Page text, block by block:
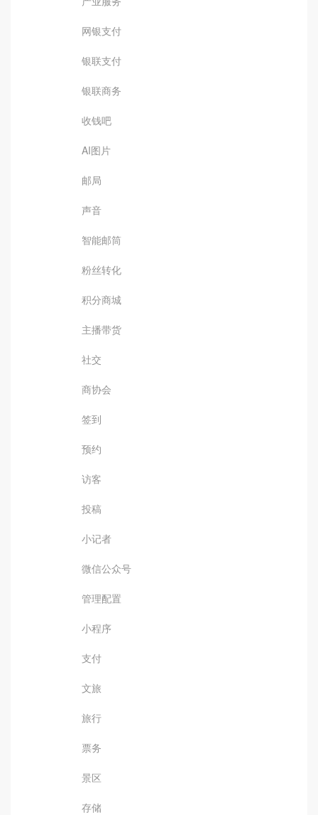
网银支付
银联支付
银联商务
收钱吧
AI图片
邮局
声音
智能邮筒
粉丝转化
积分商城
主播带货
社交
商协会
签到
预约
访客
投稿
小记者
微信公众号
管理配置
小程序
支付
文旅
旅行
票务
景区
存储